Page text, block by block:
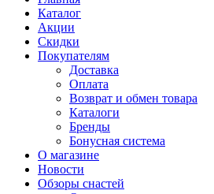
Каталог
Акции
Скидки
Покупателям
Доставка
Оплата
Возврат и обмен товара
Каталоги
Бренды
Бонусная система
О магазине
Новости
Обзоры снастей